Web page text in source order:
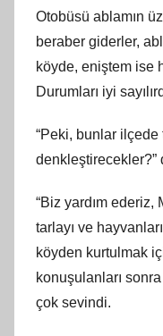
Otobüsü ablamın
beraber giderler,
köyde, eniştem ise
Durumları iyi
“Peki, bunlar ilçede
denkleştirecekler?”
“Biz yardım
tarlayı ve
köyden kurtulmak
konuşulanları
çok sevindi.